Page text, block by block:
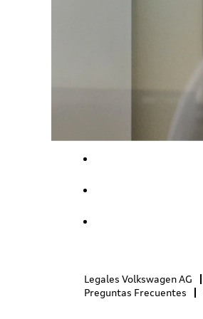
Legales Volkswagen AG
Preguntas Frecuentes